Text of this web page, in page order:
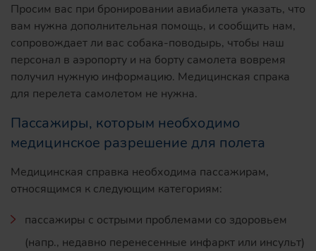
Просим вас при бронировании авиабилета указать, что
вам нужна дополнительная помощь, и сообщить нам,
сопровождает ли вас собака-поводырь, чтобы наш
персонал в аэропорту и на борту самолета вовремя
получил нужную информацию. Медицинская спрака
для перелета самолетом не нужна.
Пассажиры, которым необходимо
медицинское разрешение для полета
Медицинская справка необходима пассажирам,
относящимся к следующим категориям:
пассажиры с острыми проблемами со здоровьем
(напр., недавно перенесенные инфаркт или инсульт)